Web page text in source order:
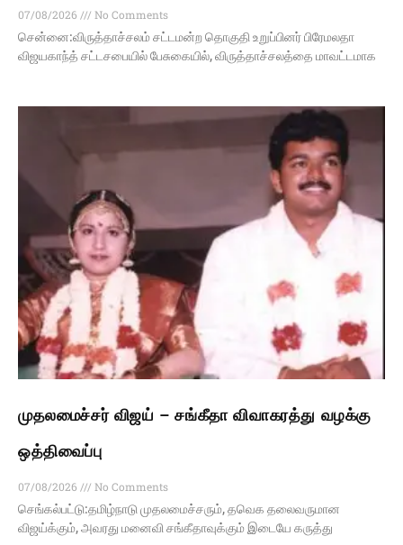
07/08/2026
No Comments
சென்னை:விருத்தாச்சலம் சட்டமன்ற தொகுதி உறுப்பினர் பிரேமலதா
விஜயகாந்த் சட்டசபையில் பேசுகையில், விருத்தாச்சலத்தை மாவட்டமாக
முதலமைச்சர் விஜய் – சங்கீதா விவாகரத்து வழக்கு
ஒத்திவைப்பு
07/08/2026
No Comments
செங்கல்பட்டு:தமிழ்நாடு முதலமைச்சரும், தவெக தலைவருமான
விஜய்க்கும், அவரது மனைவி சங்கீதாவுக்கும் இடையே கருத்து